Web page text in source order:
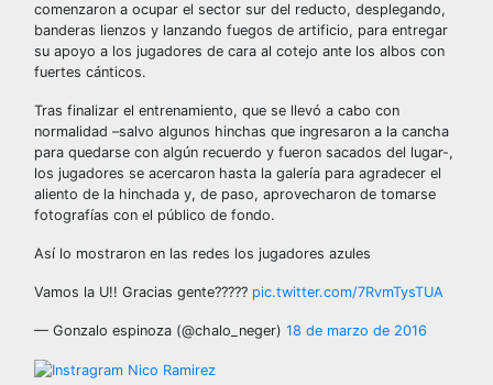
comenzaron a ocupar el sector sur del reducto, desplegando,
banderas lienzos y lanzando fuegos de artificio, para entregar
su apoyo a los jugadores de cara al cotejo ante los albos con
fuertes cánticos.
Tras finalizar el entrenamiento, que se llevó a cabo con
normalidad –salvo algunos hinchas que ingresaron a la cancha
para quedarse con algún recuerdo y fueron sacados del lugar-,
los jugadores se acercaron hasta la galería para agradecer el
aliento de la hinchada y, de paso, aprovecharon de tomarse
fotografías con el público de fondo.
Así lo mostraron en las redes los jugadores azules
Vamos la U!! Gracias gente????? pic.twitter.com/7RvmTysTUA
— Gonzalo espinoza (@chalo_neger) 18 de marzo de 2016